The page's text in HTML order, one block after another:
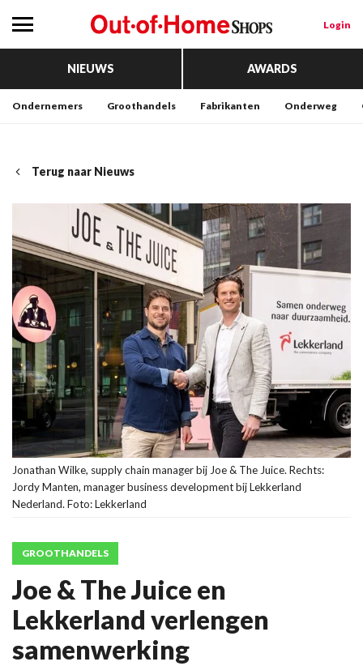
Login
NIEUWS AWARDS
Ondernemers Groothandels Fabrikanten Onderweg
Terug naar Nieuws
Jonathan Wilke, supply chain manager bij Joe & The Juice. Rechts:
Jordy Manten, manager business development bij Lekkerland
Nederland. Foto: Lekkerland
GROOTHANDELS
Joe & The Juice en
Lekkerland verlengen
samenwerking